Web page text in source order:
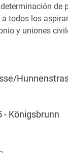
todos los
y uniones
- Königsbrunn